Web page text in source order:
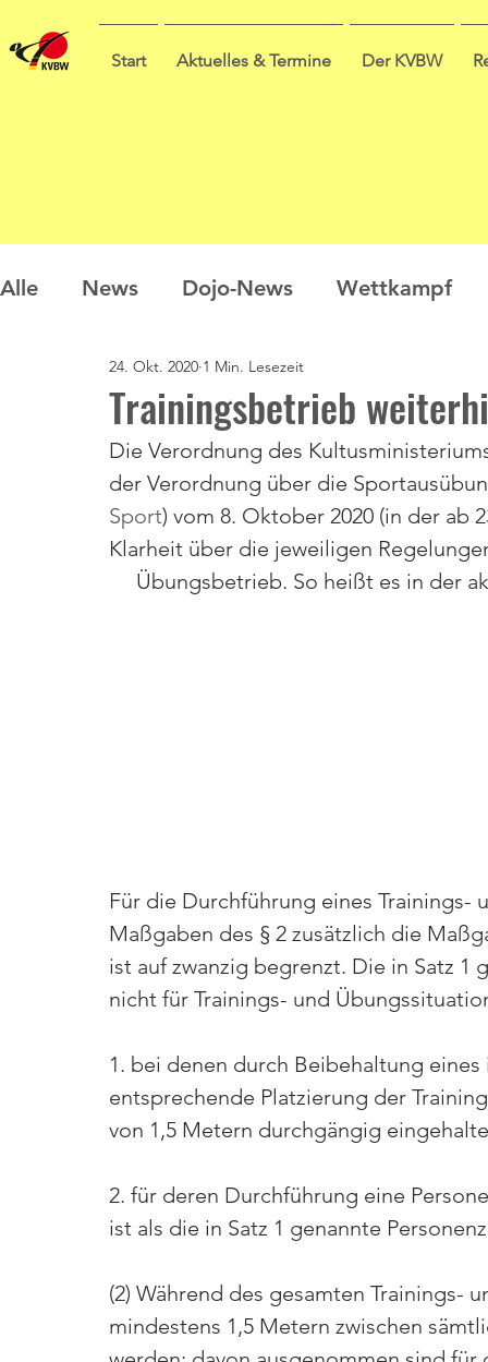
Start Aktuelles & Termine Der KVBW
Alle News Dojo-News Wettkampf
Nachwuchs Prüfungen
Sommercamp Umfrage
Trainingsbetrieb
24. Okt. 2020 1 Min. Lesezeit
Die Verordnung des
der Verordnung über die
Sport) vom 8. Oktober 2020 (in der
Klarheit über die jeweiligen
Übungsbetrieb. So heißt es in der
Für die Durchführung eines
Maßgaben des § 2 zusätzlich die
ist auf zwanzig begrenzt. Die in Satz 1
nicht für Trainings- und
1. bei denen durch Beibehaltung
entsprechende Platzierung der
von 1,5 Metern durchgängig
2. für deren Durchführung eine
ist als die in Satz 1 genannte
(2) Während des gesamten
mindestens 1,5 Metern zwischen